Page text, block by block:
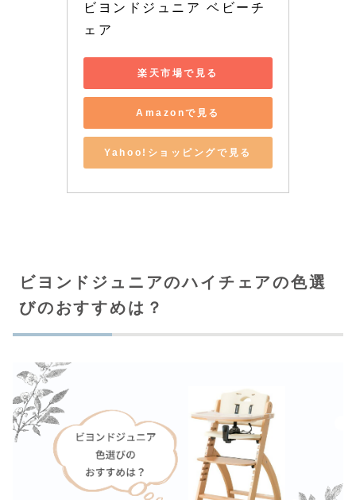
ビヨンドジュニア ベビーチ
ェア
楽天市場で見る
Amazonで見る
Yahoo!ショッピングで見る
ビヨンドジュニアのハイチェアの色選
びのおすすめは？